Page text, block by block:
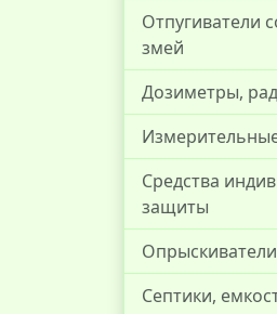
Отпугиватели
змей
Дозиметры,
Средства
защиты
Септики,